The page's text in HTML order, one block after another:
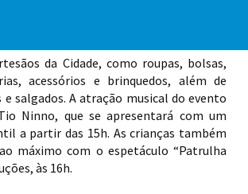
da Cidade, como roupas, bolsas,
acessórios e brinquedos, além de
e salgados. A atração musical do evento
Ninno, que se apresentará com um
a partir das 15h. As crianças também
máximo com o espetáculo “Patrulha
às 16h.